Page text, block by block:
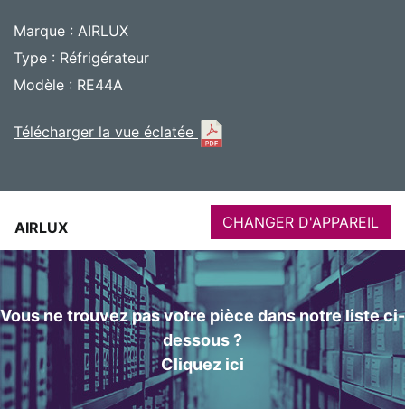
Marque : AIRLUX
Type : Réfrigérateur
Modèle : RE44A
Télécharger la vue éclatée
AIRLUX CHANGER D'APPAREIL
Vous ne trouvez pas votre pièce dans notre liste ci-
dessous ?
Cliquez ici